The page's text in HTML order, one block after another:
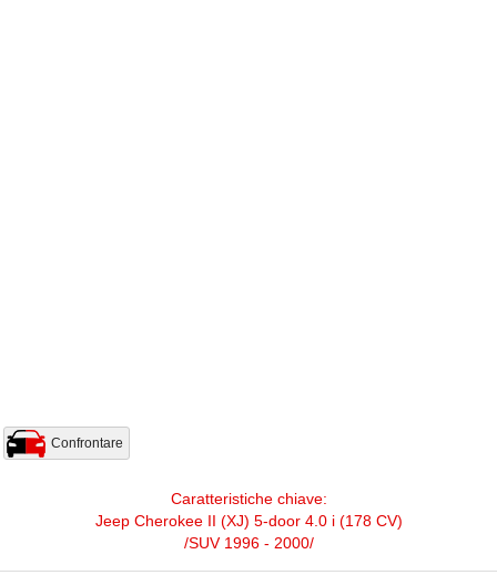
Confrontare
Caratteristiche chiave:
Jeep Cherokee II (XJ) 5-door 4.0 i (178 CV)
/SUV 1996 - 2000/